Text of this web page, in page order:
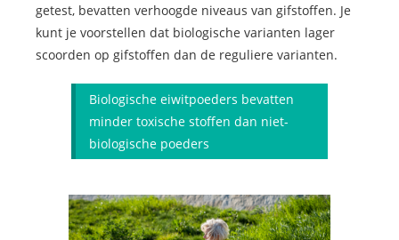
getest, bevatten verhoogde niveaus van gifstoffen. Je
kunt je voorstellen dat biologische varianten lager
scoorden op gifstoffen dan de reguliere varianten.
Biologische eiwitpoeders bevatten
minder toxische stoffen dan niet-
biologische poeders